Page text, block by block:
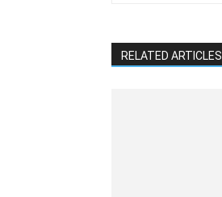
RELATED ARTICLES